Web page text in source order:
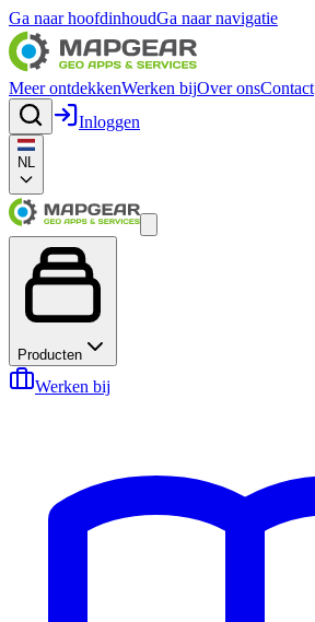
Ga naar hoofdinhoudGa naar navigatie
Meer ontdekkenWerken bijOver onsContact
Inloggen
NL
Producten
Werken bij